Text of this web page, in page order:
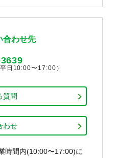
合わせ先
平日10:00〜17:00）
質問
わせ
時間内(10:00〜17:00)に